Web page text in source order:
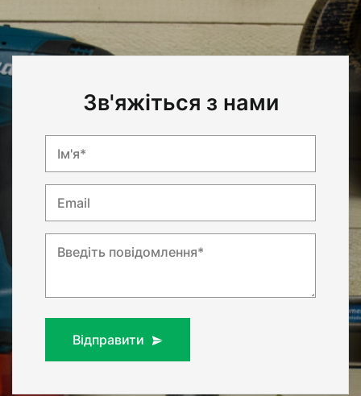
Зв'яжіться з нами
Ім'я*
Email
Введіть повідомлення*
Відправити